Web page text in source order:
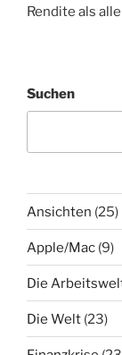
Rendite als
Suchen
Ansichten (25)
Apple/Mac (9)
Die
Die Welt (23)